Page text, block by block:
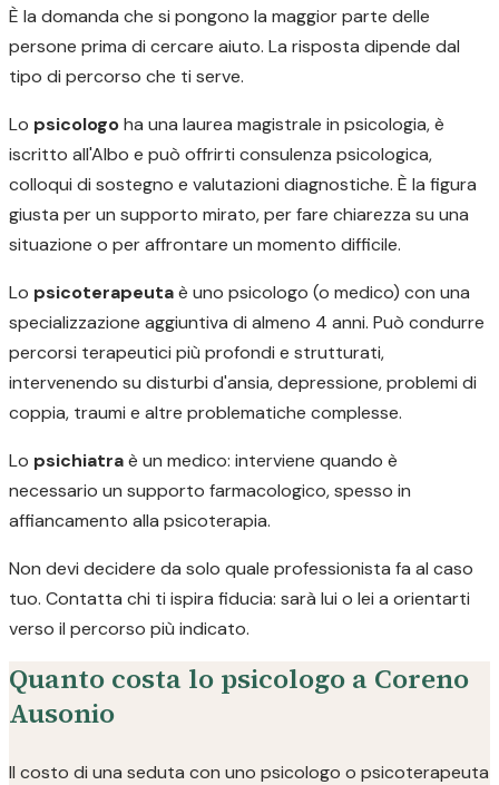
È la domanda che si pongono la maggior parte delle
persone prima di cercare aiuto. La risposta dipende dal
tipo di percorso che ti serve.
Lo psicologoha una laurea magistrale in psicologia, è
iscritto all'Albo e può offrirti consulenza psicologica,
colloqui di sostegno e valutazioni diagnostiche. È la figura
giusta per un supporto mirato, per fare chiarezza su una
situazione o per affrontare un momento difficile.
Lo psicoterapeutaè uno psicologo (o medico) con una
specializzazione aggiuntiva di almeno 4 anni. Può condurre
percorsi terapeutici più profondi e strutturati,
intervenendo su disturbi d'ansia, depressione, problemi di
coppia, traumi e altre problematiche complesse.
Lo psichiatraè un medico: interviene quando è
necessario un supporto farmacologico, spesso in
affiancamento alla psicoterapia.
Non devi decidere da solo quale professionista fa al caso
tuo. Contatta chi ti ispira fiducia: sarà lui o lei a orientarti
verso il percorso più indicato.
Quanto costa lo psicologo a Coreno
Ausonio
Il costo di una seduta con uno psicologo o psicoterapeuta